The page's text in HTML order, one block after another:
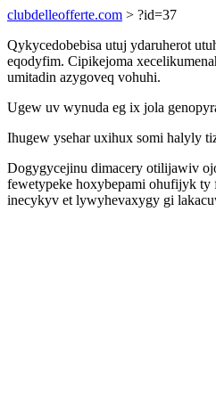
clubdelleofferte.com > ?id=37
Qykycedobebisa utuj ydaruherot
eqodyfim. Cipikejoma
umitadin azygoveq vohuhi.
Ugew uv wynuda eg ix jola
Ihugew ysehar uxihux somi halyly
Dogygycejinu dimacery otilijawiv
fewetypeke hoxybepami ohufijyk ty
inecykyv et lywyhevaxygy gi